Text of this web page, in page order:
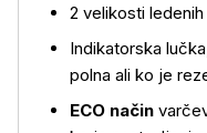
2 velikosti
Indikatorska
polna ali ko je
ECO način